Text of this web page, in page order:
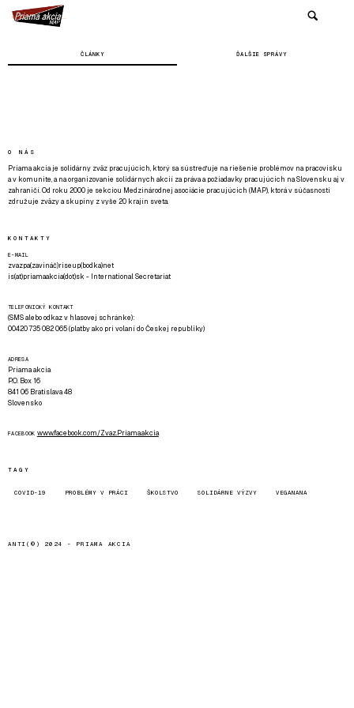
ČLÁNKY ĎALŠIE SPRÁVY
O NÁS
Priama akcia je solidárny zväz pracujúcich, ktorý sa sústreďuje na riešenie problémov na pracovisku
a v komunite, a na organizovanie solidárnych akcií za práva a požiadavky pracujúcich na Slovensku aj v
zahraničí. Od roku 2000 je sekciou Medzinárodnej asociácie pracujúcich (MAP), ktorá v súčasnosti
združuje zväzy a skupiny z vyše 20 krajín sveta.
KONTAKTY
E-MAIL
zvazpa(zavináč)riseup(bodka)net
is(at)priamaakcia(dot)sk - International Secretariat
TELEFONICKÝ KONTAKT
(SMS alebo odkaz v hlasovej schránke):
00420 735 082 065 (platby ako pri volaní do Českej republiky)
ADRESA
Priama akcia
P.O. Box 16
841 06 Bratislava 48
Slovensko
FACEBOOK www.facebook.com/Zvaz.Priama.akcia
TAGY
COVID-19 PROBLÉMY V PRÁCI ŠKOLSTVO SOLIDÁRNE VÝZVY VEGANANA
ANTI(©) 2024 - PRIAMA AKCIA